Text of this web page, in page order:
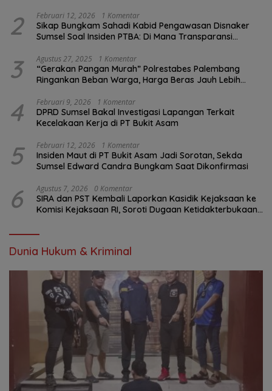
2 Februari 12, 2026 1 Komentar
Sikap Bungkam Sahadi Kabid Pengawasan Disnaker
Sumsel Soal Insiden PTBA: Di Mana Transparansi
3 Agustus 27, 2025 1 Komentar
“Gerakan Pangan Murah” Polrestabes Palembang
Ringankan Beban Warga, Harga Beras Jauh Lebih
4 Februari 9, 2026 1 Komentar
DPRD Sumsel Bakal Investigasi Lapangan Terkait
Kecelakaan Kerja di PT Bukit Asam
5 Februari 12, 2026 1 Komentar
Insiden Maut di PT Bukit Asam Jadi Sorotan, Sekda
Sumsel Edward Candra Bungkam Saat Dikonfirmasi
6 Agustus 7, 2026 0 Komentar
SIRA dan PST Kembali Laporkan Kasidik Kejaksaan ke
Komisi Kejaksaan RI, Soroti Dugaan Ketidakterbukaan
Dunia Hukum & Kriminal